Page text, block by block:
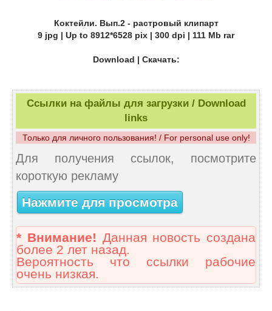
Коктейли. Вып.2 - растровый клипарт
9 jpg | Up to 8912*6528 pix | 300 dpi | 111 Mb rar
Download | Скачать:
Ссылки на файлы для загрузки / Download
links
Только для личного пользования! / For personal use only!
Для получения ссылок, посмотрите
короткую рекламу
Нажмите для просмотра
* Внимание! Данная новость создана
более 2 лет назад.
Вероятность что ссылки рабочие
очень низкая.